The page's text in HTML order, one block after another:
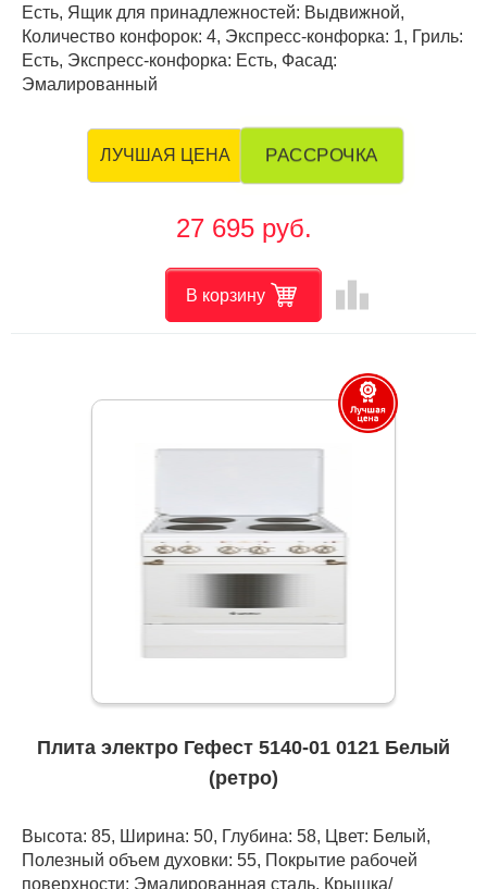
Есть, Ящик для принадлежностей: Выдвижной,
Количество конфорок: 4, Экспресс-конфорка: 1, Гриль:
Есть, Экспресс-конфорка: Есть, Фасад:
Эмалированный
ЛУЧШАЯ ЦЕНА РАССРОЧКА
27 695 руб.
В корзину leaderboard
Плита электро Гефест 5140-01 0121 Белый
(ретро)
Высота: 85, Ширина: 50, Глубина: 58, Цвет: Белый,
Полезный объем духовки: 55, Покрытие рабочей
поверхности: Эмалированная сталь, Крышка/